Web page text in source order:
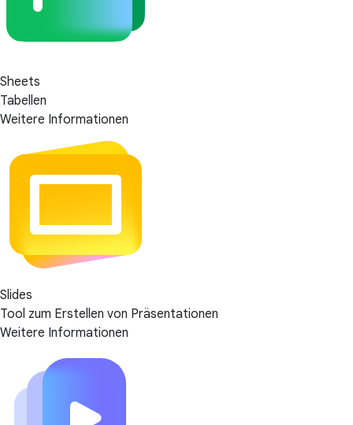
Sheets
Tabellen
Weitere Informationen
Slides
Tool zum Erstellen von Präsentationen
Weitere Informationen